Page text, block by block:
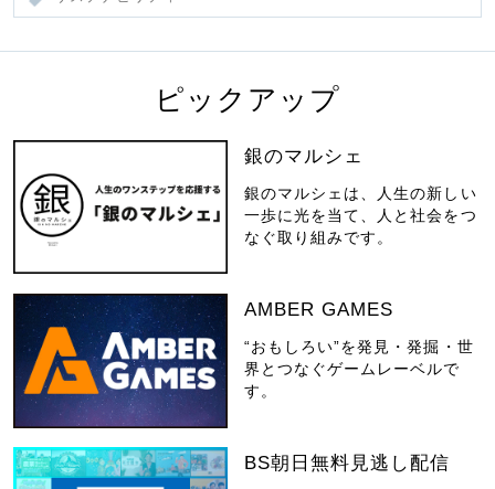
ピックアップ
銀のマルシェ
銀のマルシェは、人生の新しい
一歩に光を当て、人と社会をつ
なぐ取り組みです。
AMBER GAMES
“おもしろい”を発見・発掘・世
界とつなぐゲームレーベルで
す。
BS朝日無料見逃し配信